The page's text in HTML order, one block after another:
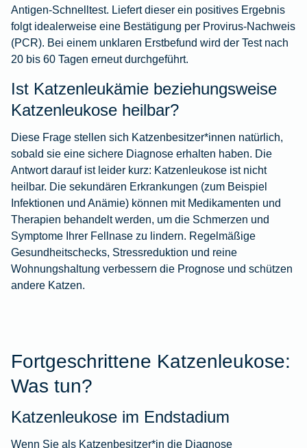
Antigen-Schnelltest. Liefert dieser ein positives Ergebnis
folgt idealerweise eine Bestätigung per Provirus-Nachweis
(PCR). Bei einem unklaren Erstbefund wird der Test nach
20 bis 60 Tagen erneut durchgeführt.
Ist Katzenleukämie beziehungsweise
Katzenleukose heilbar?
Diese Frage stellen sich Katzenbesitzer*innen natürlich,
sobald sie eine sichere Diagnose erhalten haben. Die
Antwort darauf ist leider kurz: Katzenleukose ist nicht
heilbar. Die sekundären Erkrankungen (zum Beispiel
Infektionen und Anämie) können mit Medikamenten und
Therapien behandelt werden, um die Schmerzen und
Symptome Ihrer Fellnase zu lindern. Regelmäßige
Gesundheitschecks, Stressreduktion und reine
Wohnungshaltung verbessern die Prognose und schützen
andere Katzen.
Fortgeschrittene Katzenleukose:
Was tun?
Katzenleukose im Endstadium
Wenn Sie als Katzenbesitzer*in die Diagnose